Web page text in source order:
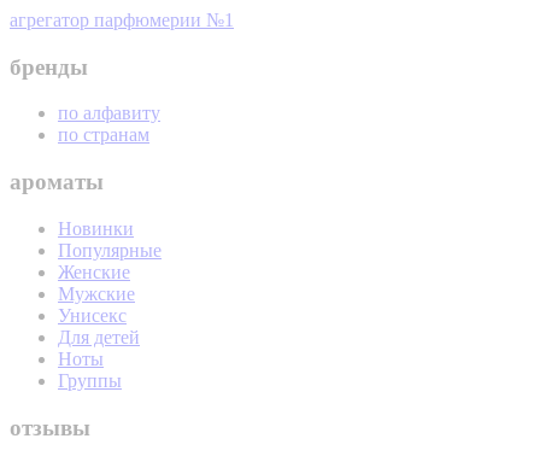
агрегатор парфюмерии №1
бренды
по алфавиту
по странам
ароматы
Новинки
Популярные
Женские
Мужские
Унисекс
Для детей
Ноты
Группы
отзывы